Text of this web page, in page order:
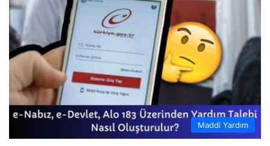
Maddi Yardım